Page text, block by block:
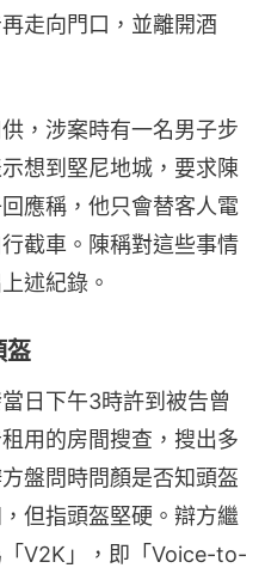
走向門口，並離開酒
，涉案時有一名男子步
想到堅尼地城，要求陳
應稱，他只會替客人電
截車。陳稱對這些事情
述紀錄。
盔
日下午3時許到被告曾
用的房間搜查，搜出多
盤問時問顏是否知頭盔
但指頭盔堅硬。辯方繼
V2K」，即「Voice-to-